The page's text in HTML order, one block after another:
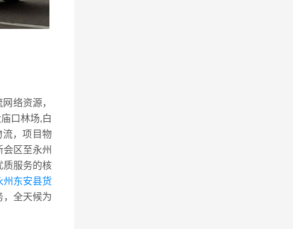
络资源，
口林场,白
流，项目物
区至永州
质服务的核
州东安县货
，全天候为